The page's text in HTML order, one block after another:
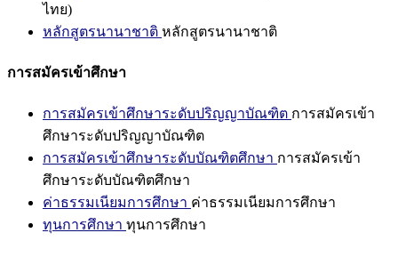
ไทย)
หลักสูตรนานาชาติ หลักสูตรนานาชาติ
การสมัครเข้าศึกษา
การสมัครเข้าศึกษาระดับปริญญาบัณฑิต การสมัครเข้า
ศึกษาระดับปริญญาบัณฑิต
การสมัครเข้าศึกษาระดับบัณฑิตศึกษา การสมัครเข้า
ศึกษาระดับบัณฑิตศึกษา
ค่าธรรมเนียมการศึกษา ค่าธรรมเนียมการศึกษา
ทุนการศึกษา ทุนการศึกษา